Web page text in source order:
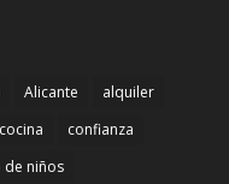
Alicante
alquiler
cocina
confianza
de niños